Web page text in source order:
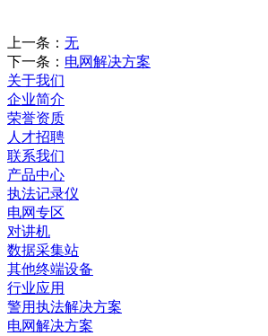
上一条： 无
下一条： 电网解决方案
关于我们
企业简介
荣誉资质
人才招聘
联系我们
产品中心
执法记录仪
电网专区
对讲机
数据采集站
其他终端设备
行业应用
警用执法解决方案
电网解决方案